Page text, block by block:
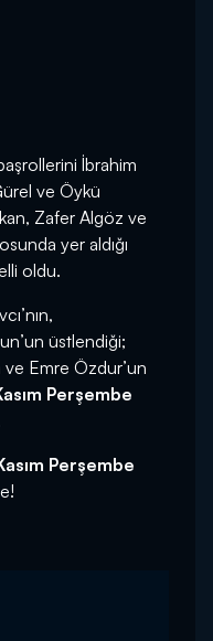
İbrahim
ve Öykü
Zafer Algöz ve
yer aldığı
oldu.
üstlendiği;
Emre Özdur’un
Perşembe
Perşembe